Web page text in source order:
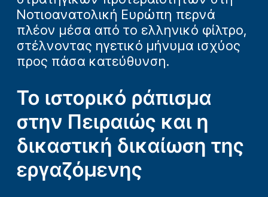
Νοτιοανατολική Ευρώπη περνά
πλέον μέσα από το ελληνικό φίλτρο,
στέλνοντας ηγετικό μήνυμα ισχύος
προς πάσα κατεύθυνση.
Το ιστορικό ράπισμα
στην Πειραιώς και η
δικαστική δικαίωση της
εργαζόμενης